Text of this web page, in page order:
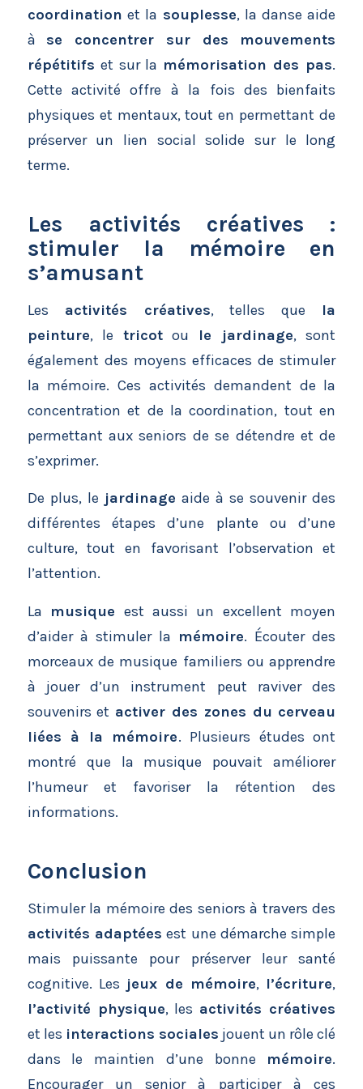
coordination et la souplesse, la danse aide
à se concentrer sur des mouvements
répétitifs et sur la mémorisation des pas.
Cette activité offre à la fois des bienfaits
physiques et mentaux, tout en permettant de
préserver un lien social solide sur le long
terme.
Les activités créatives :
stimuler la mémoire en
s’amusant
Les activités créatives, telles que la
peinture, le tricotou le jardinage, sont
également des moyens efficaces de stimuler
la mémoire. Ces activités demandent de la
concentration et de la coordination, tout en
permettant aux seniors de se détendre et de
s’exprimer.
De plus, le jardinage aide à se souvenir des
différentes étapes d’une plante ou d’une
culture, tout en favorisant l’observation et
l’attention.
La musique est aussi un excellent moyen
d’aider à stimuler la mémoire. Écouter des
morceaux de musique familiers ou apprendre
à jouer d’un instrument peut raviver des
souvenirs et activer des zones du cerveau
liées à la mémoire. Plusieurs études ont
montré que la musique pouvait améliorer
l’humeur et favoriser la rétention des
informations.
Conclusion
Stimuler la mémoire des seniors à travers des
activités adaptées est une démarche simple
mais puissante pour préserver leur santé
cognitive. Les jeux de mémoire, l’écriture,
l’activité physique, les activités créatives
et les interactions sociales jouent un rôle clé
dans le maintien d’une bonne mémoire.
Encourager un senior à participer à ces